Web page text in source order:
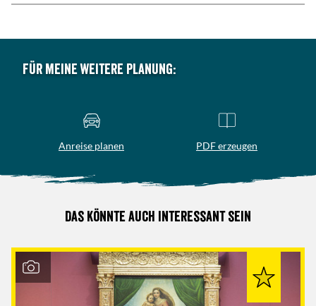
Für meine weitere Planung:
Anreise planen PDF erzeugen
Das könnte auch interessant sein